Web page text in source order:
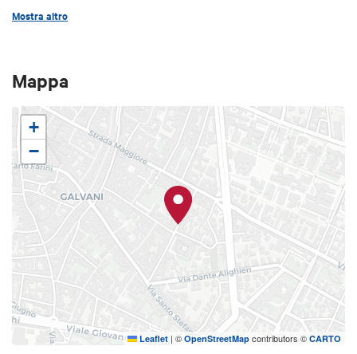
che permettono di scoprire la vita e l’opera
pubblico.
La casa offre anche una sala di lettura e uno spazio
polivalente che ospitaincontri , seminari e
iniziative culturali.
Mostra altro
Mappa
+
−
Leaflet | © OpenStreetMap contributors © CARTO